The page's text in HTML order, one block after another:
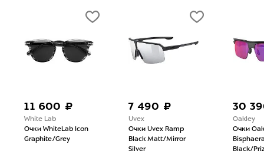
11 600 ₽
White Lab
Очки WhiteLab Icon
Graphite/Grey
7 490 ₽
Uvex
Очки Uvex Ramp
Black Matt/Mirror
Silver
30
Oakley
Очки
Black/